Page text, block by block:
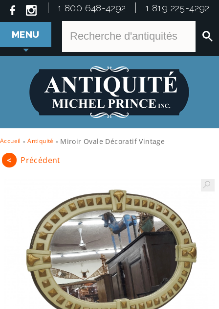
1 800 648-4292 1 819 225-4292
MENU
Accueil - Antiquité - Miroir Ovale Décoratif Vintage
< Précédent